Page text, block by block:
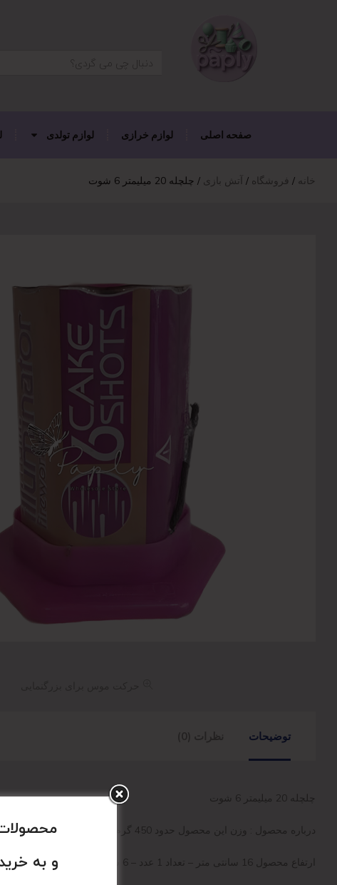
برای:
صفحه اصلی لوازم خرازی لوازم تولدی
خانه فروشگاه آتش بازی چلچله 20 میلیمتر 6 شوت
توضیحات
چلچله 20 میلیمتر 6 شوت
درباره محصول : وزن این محصول حدود 450 گرم است و ارتفاع نور شهاب حدود 20 متر است.
ارتفاع محصول 16 سانتی متر – تعداد 1 عدد – 6 شوت
و به